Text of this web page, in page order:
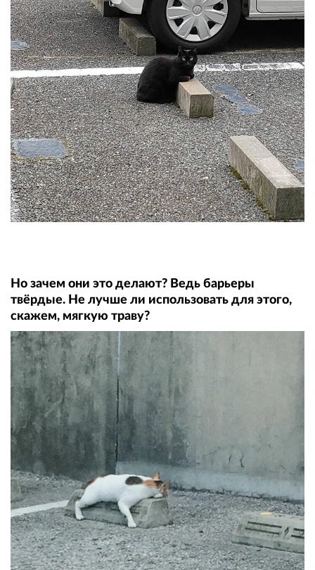
Но зачем они это делают? Ведь барьеры
твёрдые. Не лучше ли использовать для этого,
скажем, мягкую траву?